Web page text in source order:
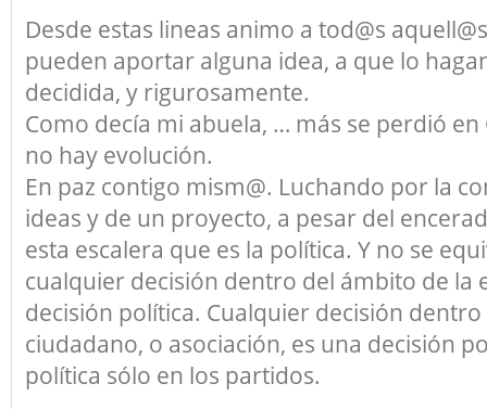
Desde estas lineas animo a tod@s
pueden aportar alguna idea, a que lo
decidida, y rigurosamente.
Como decía mi abuela, … más se perdió
no hay evolución.
En paz contigo mism@. Luchando por la
ideas y de un proyecto, a pesar del
esta escalera que es la política. Y no se
cualquier decisión dentro del ámbito de la
decisión política. Cualquier decisión
ciudadano, o asociación, es una decisión
política sólo en los partidos.